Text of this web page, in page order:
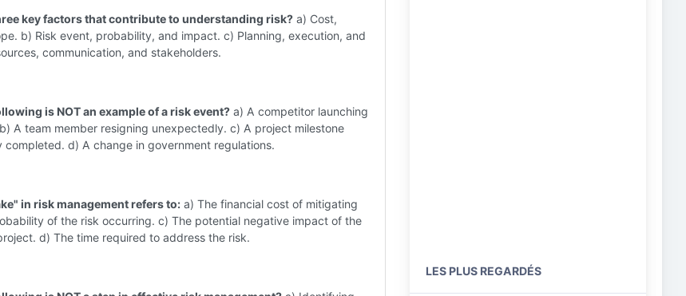
key factors that contribute to understanding risk? a) Cost,
b) Risk event, probability, and impact. c) Planning, execution, and
communication, and stakeholders.
is NOT an example of a risk event? a) A competitor launching
A team member resigning unexpectedly. c) A project milestone
completed. d) A change in government regulations.
in risk management refers to: a) The financial cost of mitigating
of the risk occurring. c) The potential negative impact of the
d) The time required to address the risk.
LES PLUS REGARDÉS